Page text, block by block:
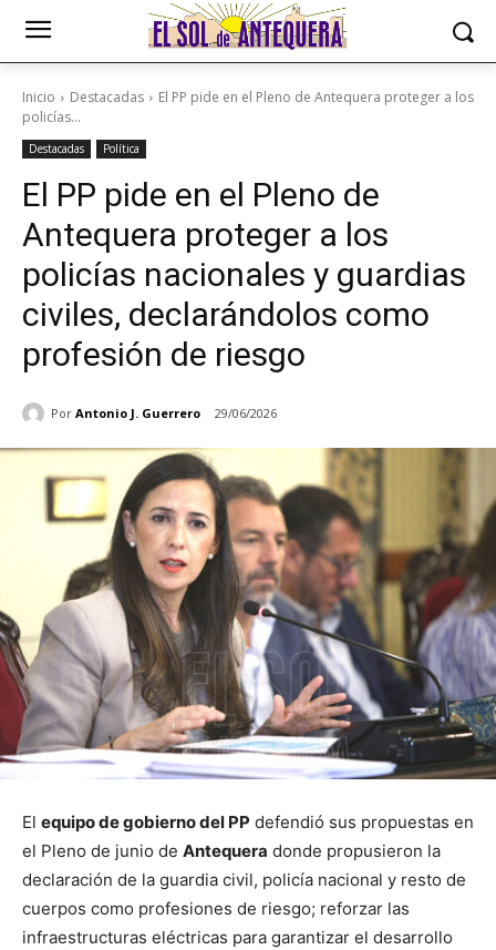
Inicio Destacadas
El PP pide en el Pleno de Antequera proteger a los
policías...
Destacadas Política
El PP pide en el Pleno de
Antequera proteger a los
policías nacionales y guardias
civiles, declarándolos como
profesión de riesgo
Por Antonio J. Guerrero 29/06/2026
El equipo de gobierno del PP defendió sus propuestas en
el Pleno de junio de Antequera donde propusieron la
declaración de la guardia civil, policía nacional y resto de
cuerpos como profesiones de riesgo; reforzar las
infraestructuras eléctricas para garantizar el desarrollo